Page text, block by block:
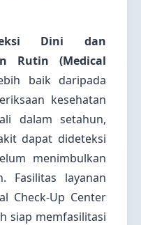
Dini dan
Rutin (Medical
baik daripada
kesehatan
dalam setahun,
dapat dideteksi
menimbulkan
Fasilitas layanan
Check-Up Center
siap memfasilitasi